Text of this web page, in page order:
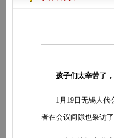
孩子们太辛苦了
1月19日无锡人代会
者在会议间隙也采访